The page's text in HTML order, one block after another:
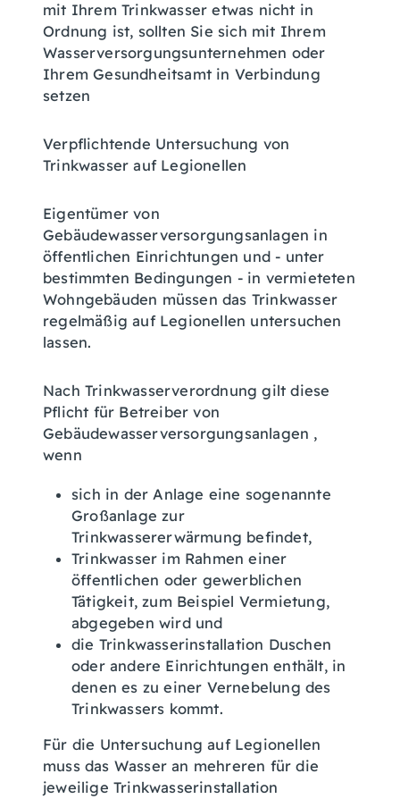
mit Ihrem Trinkwasser etwas nicht in
Ordnung ist, sollten Sie sich mit Ihrem
Wasserversorgungsunternehmen oder
Ihrem Gesundheitsamt in Verbindung
setzen
Verpflichtende Untersuchung von
Trinkwasser auf Legionellen
Eigentümer von
Gebäudewasserversorgungsanlagen in
öffentlichen Einrichtungen und - unter
bestimmten Bedingungen - in vermieteten
Wohngebäuden müssen das Trinkwasser
regelmäßig auf Legionellen untersuchen
lassen.
Nach Trinkwasserverordnung gilt diese
Pflicht für Betreiber von
Gebäudewasserversorgungsanlagen ,
wenn
sich in der Anlage eine sogenannte
Großanlage zur
Trinkwassererwärmung befindet,
Trinkwasser im Rahmen einer
öffentlichen oder gewerblichen
Tätigkeit, zum Beispiel Vermietung,
abgegeben wird und
die Trinkwasserinstallation Duschen
oder andere Einrichtungen enthält, in
denen es zu einer Vernebelung des
Trinkwassers kommt.
Für die Untersuchung auf Legionellen
muss das Wasser an mehreren für die
jeweilige Trinkwasserinstallation